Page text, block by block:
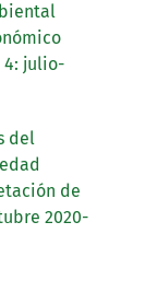
4: julio-
del
de
2020-